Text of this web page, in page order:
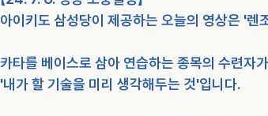
아이키도 삼성당이 제공하는 오늘의 영상은 '렌
카타를 베이스로 삼아 연습하는 종목의 수련자
'내가 할 기술을 미리 생각해두는 것'입니다.